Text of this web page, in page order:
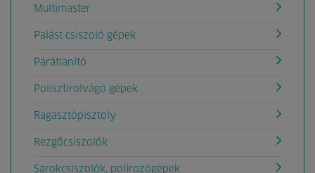
Multimaster
Palást csiszoló gépek
Párátlanító
Polisztirolvágó gépek
Ragasztópisztoly
Rezgőcsiszolók
Sarokcsiszolók, polírozógépek